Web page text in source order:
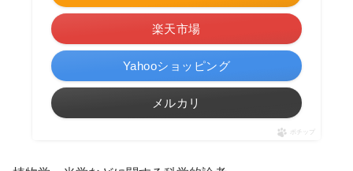
楽天市場
Yahooショッピング
メルカリ
ポチップ